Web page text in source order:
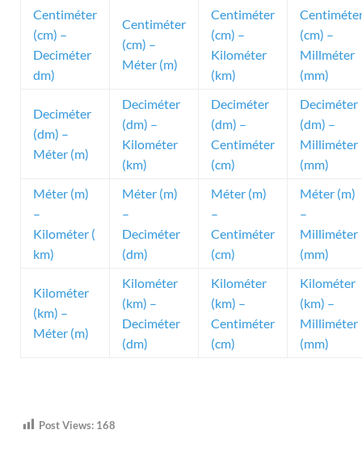
Centiméter
(cm) –
Deciméter
dm)
Centiméter
(cm) –
Méter (m)
Centiméter
(cm) –
Kilométer
(km)
(cm) –
Millméter
(mm)
Deciméter
(dm) –
Méter (m)
Deciméter
(dm) –
Kilométer
(km)
Deciméter
(dm) –
Centiméter
(cm)
Deciméter
(dm) –
Milliméter
(mm)
Méter (m)
–
Kilométer (
km)
Méter (m)
–
Deciméter
(dm)
Méter (m)
–
Centiméter
(cm)
Méter (m)
–
Milliméter
(mm)
Kilométer
(km) –
Méter (m)
Kilométer
(km) –
Deciméter
(dm)
Kilométer
(km) –
Centiméter
(cm)
Kilométer
(km) –
Milliméter
(mm)
Post Views: 168